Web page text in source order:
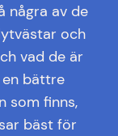
några av de
och
vad de är
en bättre
som finns,
bäst för